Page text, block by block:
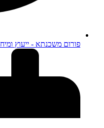
פורום משכנתא - ייעוץ